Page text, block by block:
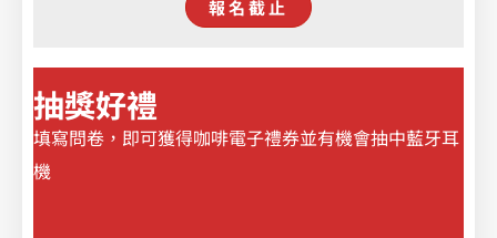
報名截止
抽獎好禮
填寫問卷，即可獲得咖啡電子禮券並有機會抽中藍牙耳
機